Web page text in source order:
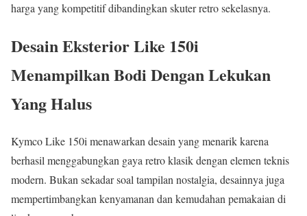
harga yang kompetitif dibandingkan skuter retro sekelasnya.
Desain Eksterior Like 150i
Menampilkan Bodi Dengan Lekukan
Yang Halus
Kymco Like 150i menawarkan desain yang menarik karena
berhasil menggabungkan gaya retro klasik dengan elemen teknis
modern. Bukan sekadar soal tampilan nostalgia, desainnya juga
mempertimbangkan kenyamanan dan kemudahan pemakaian di